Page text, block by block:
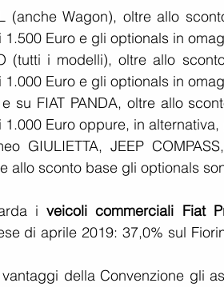
(anche Wagon), oltre allo
Euro e gli optionals in
(tutti i modelli), oltre allo
Euro e gli optionals in
su FIAT PANDA, oltre allo
Euro oppure, in
GIULIETTA, JEEP
allo sconto base gli optionals
i veicoli commerciali Fiat
di aprile 2019: 37,0% sul
della Convenzione gli